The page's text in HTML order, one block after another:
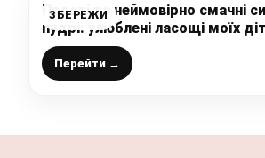
ЗБЕРЕЖИ
Прості та неймовірно смачні
пудрі: улюблені ласощі моїх
миттєво
Перейти →